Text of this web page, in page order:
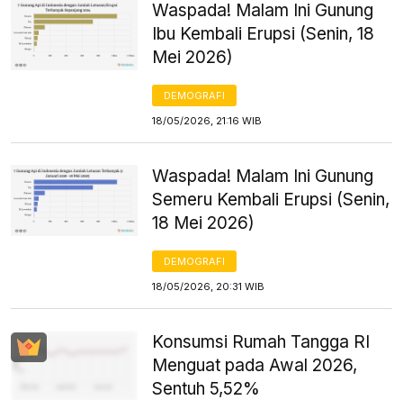
Waspada! Malam Ini Gunung
Ibu Kembali Erupsi (Senin, 18
Mei 2026)
DEMOGRAFI
18/05/2026, 21:16 WIB
Waspada! Malam Ini Gunung
Semeru Kembali Erupsi (Senin,
18 Mei 2026)
DEMOGRAFI
18/05/2026, 20:31 WIB
Konsumsi Rumah Tangga RI
Menguat pada Awal 2026,
Sentuh 5,52%